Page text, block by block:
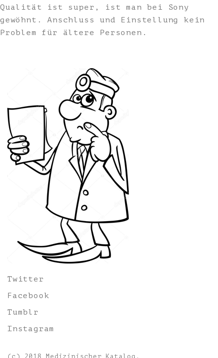
Qualität ist super, ist man bei Sony
gewöhnt. Anschluss und Einstellung kein
Problem für ältere Personen.
Twitter
Facebook
Tumblr
Instagram
(c) 2018 Medizinischer Katalog.